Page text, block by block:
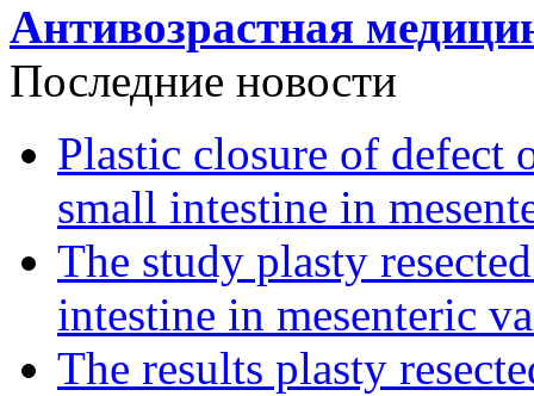
Антивозрастная
Последние новости
Plastic closure of defect
small intestine in
The study plasty
intestine in mesenteric
The results plasty